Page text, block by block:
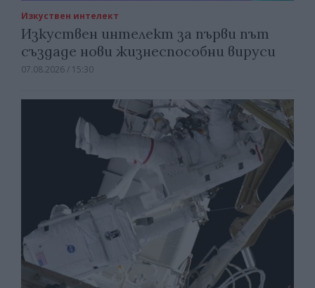
Изкуствен интелект
Изкуствен интелект за първи път
създаде нови жизнеспособни вируси
07.08.2026 / 15:30